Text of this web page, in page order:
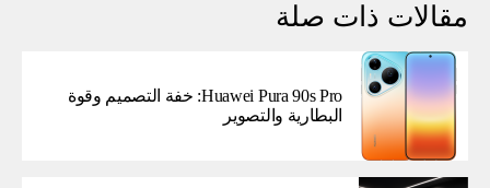
مقالات ذات صلة
Huawei Pura 90s Pro: خفة التصميم وقوة
البطارية والتصوير